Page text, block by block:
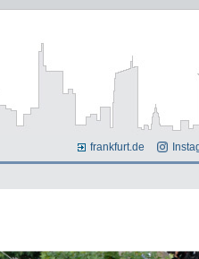
frankfurt.de